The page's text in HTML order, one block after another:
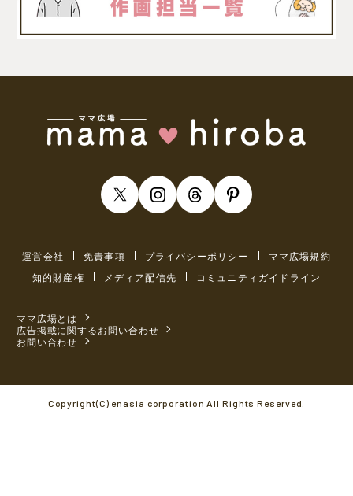
運営会社 免責事項 プライバシーポリシー
ママ広場規約
知的財産権
メディア配信先 コミュニティガイドライン
ママ広場とは
広告掲載に関するお問い合わせ
お問い合わせ
Copyright(C) enasia corporation All Rights Reserved.